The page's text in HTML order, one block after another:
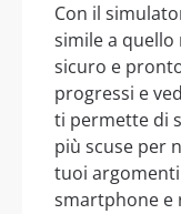
Con il
simile a
sicuro e
progressi e
ti permette di
più scuse per
tuoi
smartphone e